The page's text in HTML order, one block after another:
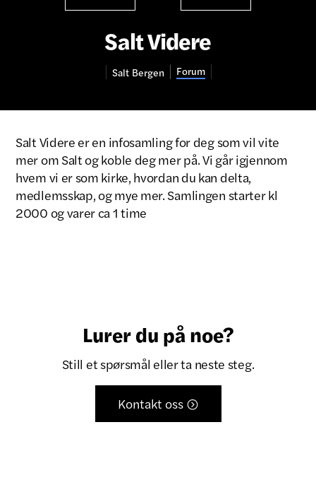
Salt Videre
Salt Bergen Forum
Salt Videre er en infosamling for deg som vil vite
mer om Salt og koble deg mer på. Vi går igjennom
hvem vi er som kirke, hvordan du kan delta,
medlemsskap, og mye mer. Samlingen starter kl
2000 og varer ca 1 time
Lurer du på noe?
Still et spørsmål eller ta neste steg.
Kontakt oss 